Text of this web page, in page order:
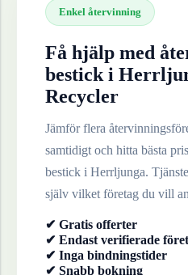
Enkel återvinning
Få hjälp med
bestick i
Recycler
Jämför flera
samtidigt och hitta bästa
bestick i Herrljunga.
själv vilket företag du vill
✔ Gratis offerter
✔ Endast verifierade
✔ Inga bindningstider
✔ Snabb bokning